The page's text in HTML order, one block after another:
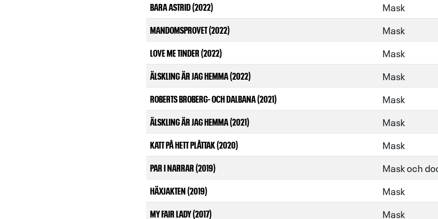
BARA ASTRID (2022) Mask
MANDOMSPROVET (2022) Mask
LOVE ME TINDER (2022) Mask
ÄLSKLING ÄR JAG HEMMA (2022) Mask
ROBERTS BROBERG- OCH DALBANA (2021) Mask
ÄLSKLING ÄR JAG HEMMA (2021) Mask
KATT PÅ HETT PLÅTTAK (2020) Mask
PAR I NARRAR (2019) Mask och
HÄXJAKTEN (2019) Mask
MY FAIR LADY (2017) Mask